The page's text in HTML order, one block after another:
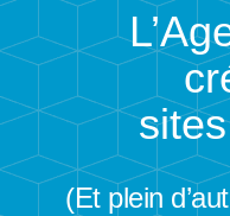
(Et plein